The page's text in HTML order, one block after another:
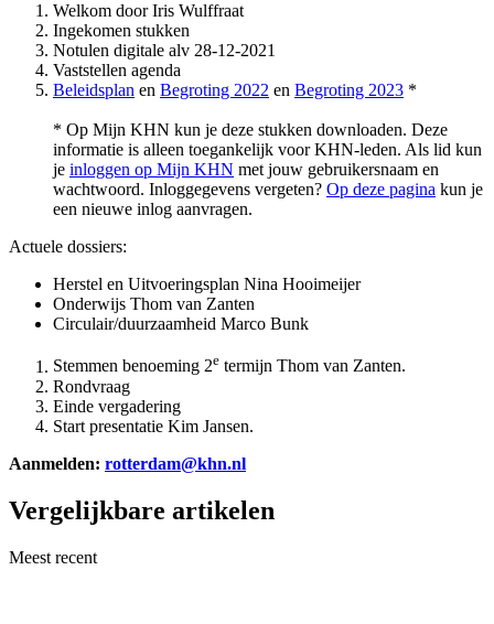
Welkom door Iris Wulffraat
Ingekomen stukken
Notulen digitale alv 28-12-2021
Vaststellen agenda
Beleidsplan en Begroting 2022 en Begroting 2023 *
* Op Mijn KHN kun je deze stukken downloaden. Deze
informatie is alleen toegankelijk voor KHN-leden. Als lid kun
je inloggen op Mijn KHN met jouw gebruikersnaam en
wachtwoord. Inloggegevens vergeten? Op deze pagina kun je
een nieuwe inlog aanvragen.
Actuele dossiers:
Herstel en Uitvoeringsplan Nina Hooimeijer
Onderwijs Thom van Zanten
Circulair/duurzaamheid Marco Bunk
Stemmen benoeming 2e termijn Thom van Zanten.
Rondvraag
Einde vergadering
Start presentatie Kim Jansen.
Aanmelden: rotterdam@khn.nl
Vergelijkbare artikelen
Meest recent